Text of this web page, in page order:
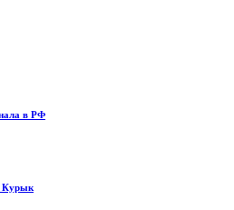
в РФ
Курык